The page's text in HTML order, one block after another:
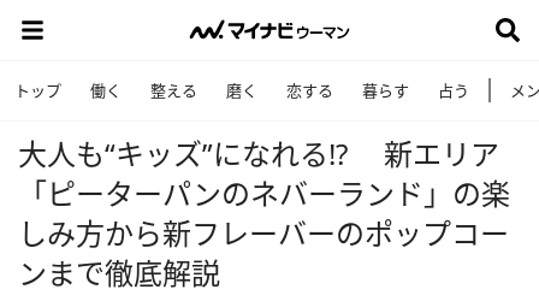
トップ 働く 整える 磨く 恋する 暮らす 占う メ
大人も“キッズ”になれる!? 新エリア
「ピーターパンのネバーランド」の楽
しみ方から新フレーバーのポップコー
ンまで徹底解説